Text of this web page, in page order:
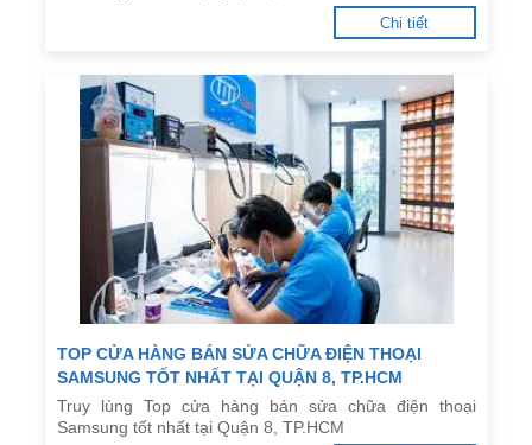
Chi tiết
TOP CỬA HÀNG BÁN SỬA CHỮA ĐIỆN THOẠI
SAMSUNG TỐT NHẤT TẠI QUẬN 8, TP.HCM
Truy lùng Top cửa hàng bán sửa chữa điện thoại
Samsung tốt nhất tại Quận 8, TP.HCM